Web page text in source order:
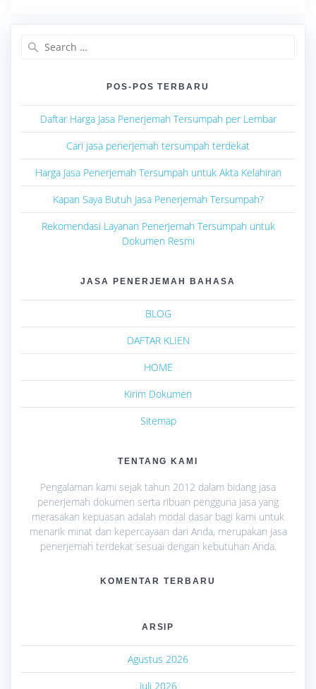
POS-POS TERBARU
Daftar Harga Jasa Penerjemah Tersumpah per Lembar
Cari jasa penerjemah tersumpah terdekat
Harga Jasa Penerjemah Tersumpah untuk Akta Kelahiran
Kapan Saya Butuh Jasa Penerjemah Tersumpah?
Rekomendasi Layanan Penerjemah Tersumpah untuk
Dokumen Resmi
JASA PENERJEMAH BAHASA
BLOG
DAFTAR KLIEN
HOME
Kirim Dokumen
Sitemap
TENTANG KAMI
Pengalaman kami sejak tahun 2012 dalam bidang jasa
penerjemah dokumen serta ribuan pengguna jasa yang
merasakan kepuasan adalah modal dasar bagi kami untuk
menarik minat dan kepercayaan dari Anda, merupakan jasa
penerjemah terdekat sesuai dengan kebutuhan Anda.
KOMENTAR TERBARU
ARSIP
Agustus 2026
Juli 2026